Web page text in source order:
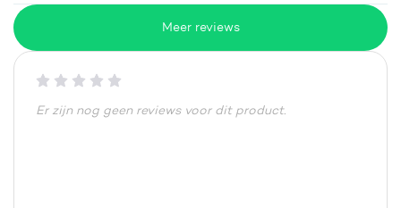
Meer reviews
Er zijn nog geen reviews voor dit product.